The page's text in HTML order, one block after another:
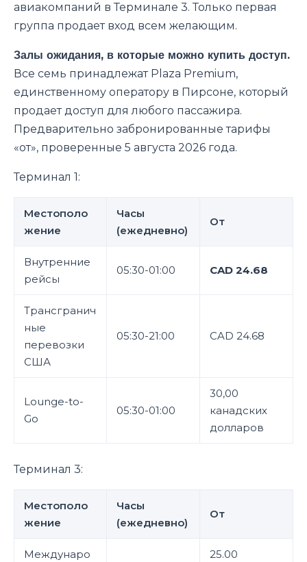
авиакомпаний в Терминале 3. Только первая
группа продает вход всем желающим.
Залы ожидания, в которые можно купить доступ.
Все семь принадлежат Plaza Premium,
единственному оператору в Пирсоне, который
продает доступ для любого пассажира.
Предварительно забронированные тарифы
«от», проверенные 5 августа 2026 года.
Терминал 1:
Местополо
жение
Часы
(ежедневно)
От
Внутренние
рейсы
05:30-01:00 CAD 24.68
Трансгранич
ные
перевозки
США
05:30-21:00 CAD 24.68
Lounge-to-
Go
05:30-01:00
30,00
канадских
долларов
Терминал 3:
Местополо
жение
Часы
(ежедневно)
От
Междунаро
25.00